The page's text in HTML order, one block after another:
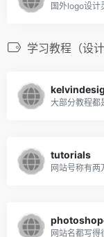
国外logo设计
学习教程（设计
tutorials